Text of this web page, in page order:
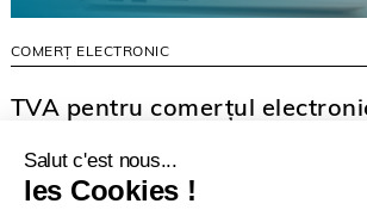
Salut c'est nous...
les Cookies !
COMERȚ ELECTRONIC
TVA pentru comerțul
Adoptarea „pachetului privind TVA pentru
adus schimbări majore peisajului fiscal și